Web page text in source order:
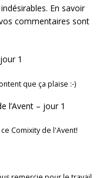
En savoir
commentaires sont
1
que ça plaise :-)
l’Avent – jour 1
Comixity de l'Avent!